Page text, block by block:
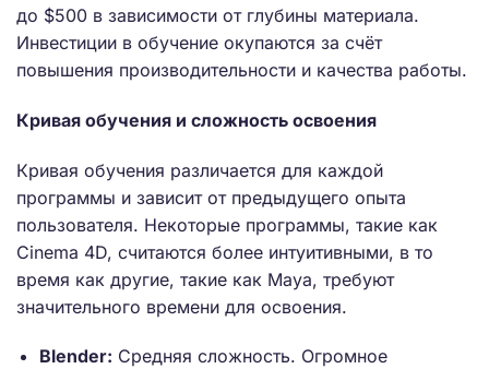
до $500 в зависимости от глубины материала.
Инвестиции в обучение окупаются за счёт
повышения производительности и качества работы.
Кривая обучения и сложность освоения
Кривая обучения различается для каждой
программы и зависит от предыдущего опыта
пользователя. Некоторые программы, такие как
Cinema 4D, считаются более интуитивными, в то
время как другие, такие как Maya, требуют
значительного времени для освоения.
Blender: Средняя сложность. Огромное